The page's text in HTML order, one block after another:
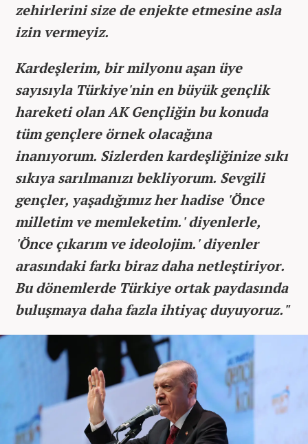
zehirlerini size de enjekte etmesine asla
izin vermeyiz.
Kardeşlerim, bir milyonu aşan üye
sayısıyla Türkiye'nin en büyük gençlik
hareketi olan AK Gençliğin bu konuda
tüm gençlere örnek olacağına
inanıyorum. Sizlerden kardeşliğinize sıkı
sıkıya sarılmanızı bekliyorum. Sevgili
gençler, yaşadığımız her hadise 'Önce
milletim ve memleketim.' diyenlerle,
'Önce çıkarım ve ideolojim.' diyenler
arasındaki farkı biraz daha netleştiriyor.
Bu dönemlerde Türkiye ortak paydasında
buluşmaya daha fazla ihtiyaç duyuyoruz."